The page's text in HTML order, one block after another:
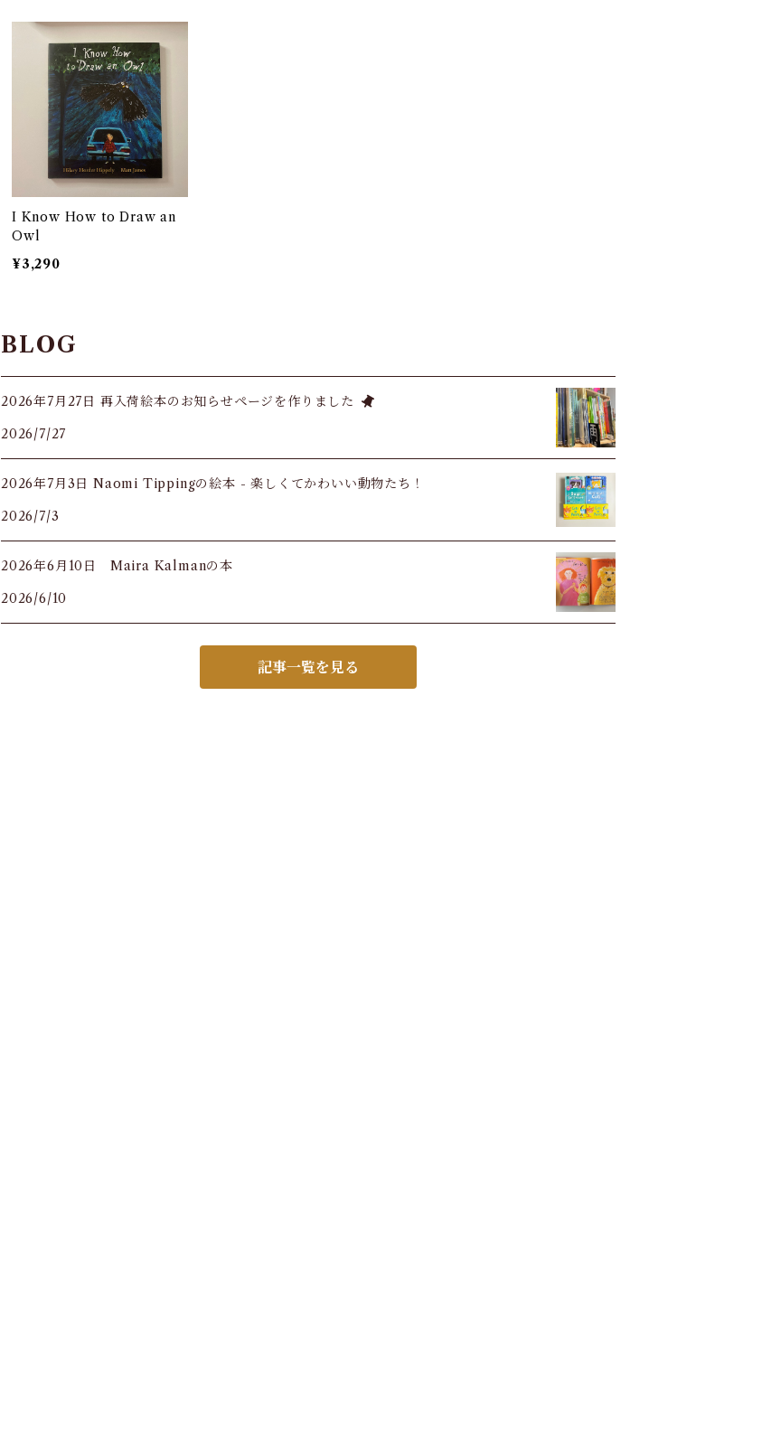
I Know How to Draw an
Owl
¥3,290
BLOG
2026年7月27日 再入荷絵本のお知らせページを作りました
2026/7/27
2026年7月3日 Naomi Tippingの絵本 - 楽しくてかわいい動物たち！
2026/7/3
2026年6月10日 Maira Kalmanの本
2026/6/10
記事一覧を見る